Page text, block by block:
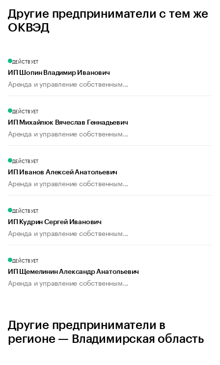
Другие предприниматели с тем же
ОКВЭД
ДЕЙСТВУЕТ
ИП Шопин Владимир Иванович
Аренда и управление собственным...
ДЕЙСТВУЕТ
ИП Михайлюк Вячеслав Геннадьевич
Аренда и управление собственным...
ДЕЙСТВУЕТ
ИП Иванов Алексей Анатольевич
Аренда и управление собственным...
ДЕЙСТВУЕТ
ИП Кудрин Сергей Иванович
Аренда и управление собственным...
ДЕЙСТВУЕТ
ИП Щемелинин Александр Анатольевич
Аренда и управление собственным...
Другие предприниматели в
регионе — Владимирская область